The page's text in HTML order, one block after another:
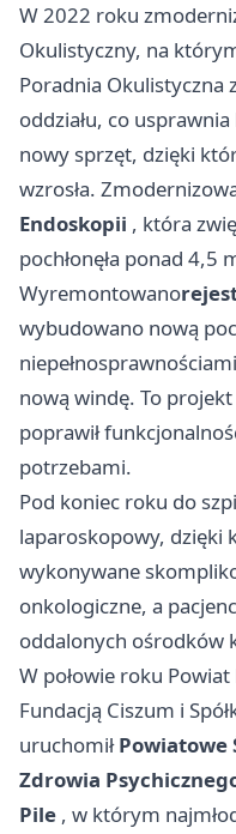
W 2022 roku
Okulistyczny, na
Poradnia Okulistyczna
oddziału, co
nowy sprzęt, dzięki
wzrosła.
Endoskopii , która
pochłonęła ponad 4,5
Wyremontowano
wybudowano nową
nową windę. To
poprawił
potrzebami.
Pod koniec roku do
laparoskopowy, dzięki
wykonywane
onkologiczne, a
oddalonych ośrodków
W połowie roku
Fundacją Ciszum i
uruchomiłPowiatowe
Zdrowia
Pile , w którym